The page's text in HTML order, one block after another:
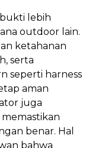
lebih
outdoor lain.
ketahanan
serta
seperti harness
aman
juga
benar. Hal
bahwa